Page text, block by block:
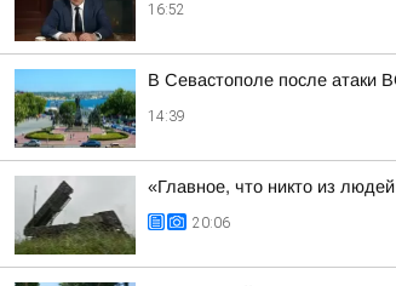
16:52
В Севастополе после атаки
14:39
«Главное, что никто из
20:06